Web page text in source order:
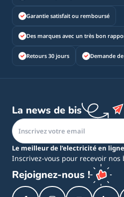
Garantie satisfait ou remboursé
Des marques avec un très bon
Retours 30 jours Demande
La news de bis
Le meilleur de l’electricité en
Inscrivez-vous pour recevoir nos
Rejoignez-nous !